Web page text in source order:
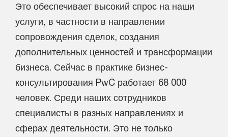
Это обеспечивает высокий спрос на наши
услуги, в частности в направлении
сопровождения сделок, создания
дополнительных ценностей и трансформации
бизнеса. Сейчас в практике бизнес-
консультирования PwC работает 68 000
человек. Среди наших сотрудников
специалисты в разных направлениях и
сферах деятельности. Это не только